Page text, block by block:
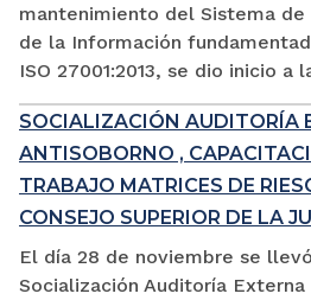
mantenimiento del Sistema de
de la Información
ISO 27001:2013, se dio inicio a
SOCIALIZACIÓN AUDITORÍA
ANTISOBORNO ,
TRABAJO MATRICES DE
CONSEJO SUPERIOR DE LA
El día 28 de noviembre se
Socialización Auditoría